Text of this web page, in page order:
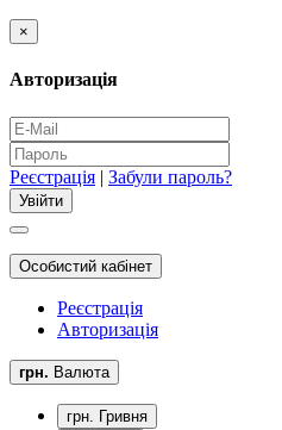
×
Авторизація
Реєстрація | Забули пароль?
Особистий кабінет
Реєстрація
Авторизація
грн. Валюта
грн. Гривня